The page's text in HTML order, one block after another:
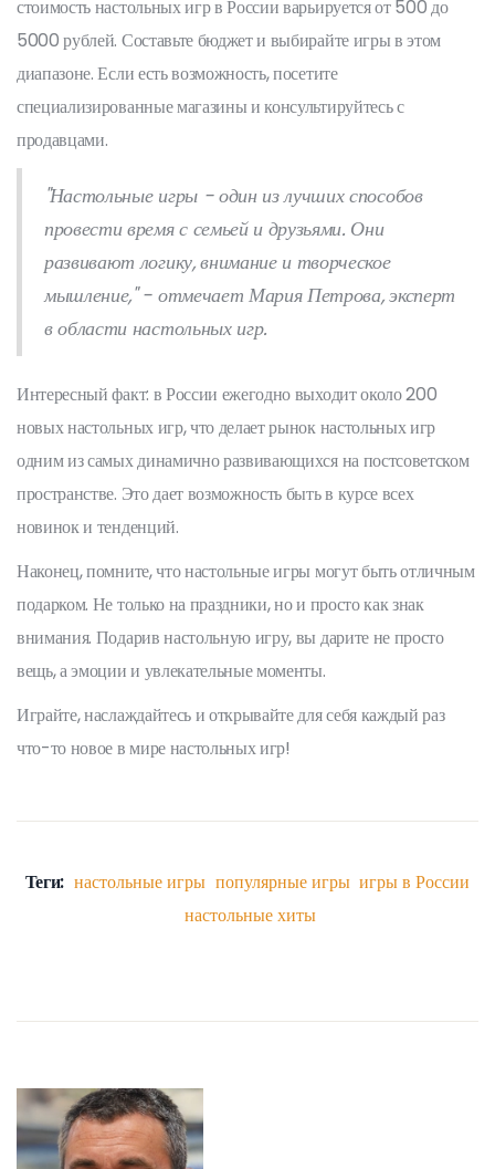
стоимость настольных игр в России варьируется от 500 до
5000 рублей. Составьте бюджет и выбирайте игры в этом
диапазоне. Если есть возможность, посетите
специализированные магазины и консультируйтесь с
продавцами.
"Настольные игры - один из лучших способов
провести время с семьей и друзьями. Они
развивают логику, внимание и творческое
мышление," - отмечает Мария Петрова, эксперт
в области настольных игр.
Интересный факт: в России ежегодно выходит около 200
новых настольных игр, что делает рынок настольных игр
одним из самых динамично развивающихся на постсоветском
пространстве. Это дает возможность быть в курсе всех
новинок и тенденций.
Наконец, помните, что настольные игры могут быть отличным
подарком. Не только на праздники, но и просто как знак
внимания. Подарив настольную игру, вы дарите не просто
вещь, а эмоции и увлекательные моменты.
Играйте, наслаждайтесь и открывайте для себя каждый раз
что-то новое в мире настольных игр!
Теги: настольные игры популярные игры игры в России
настольные хиты